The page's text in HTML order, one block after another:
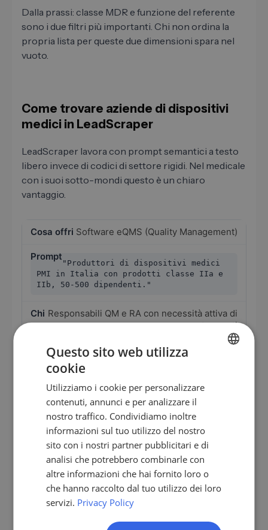
Dalla prassi: classe MDR e funzione del referente
sono i due filtri più importanti. Chi non ordina la
propria lista per queste due dimensioni spara nel
vuoto.
Come trovare aziende di dispositivi
medici in LeadScraper
LeadScraper lavora con prompt semantici a testo
libero invece di codici di settore rigidi. Nel medicale
con i suoi sotto-mondi questo è un chiaro
vantaggio.
Software eQMS (Quality Management)
"Produttori di dispositivi medici
PMI in Italia con prodotti classe IIa e
IIb, 50-500 dipendenti."
Responsabili QM e RA con necessità attiva di
strumenti
Valutazione clinica & servizi CRO
"Produttori MedTech con offerte di
lavoro attive per Valutazione Clinica o
Clinical Affairs negli ultimi 90
giorni."
Team RA con necessità di scaling
Componenti o materiali per barriera
sterile
"Terzisti e OEM di dispositivi
EN
FR
IT
NL
PL
Questo sito web utilizza
cookie
Utilizziamo i cookie per personalizzare
contenuti, annunci e per analizzare il
nostro traffico. Condividiamo inoltre
informazioni sul tuo utilizzo del nostro
sito con i nostri partner pubblicitari e di
analisi che potrebbero combinarle con
altre informazioni che hai fornito loro o
che hanno raccolto dal tuo utilizzo dei loro
servizi. Privacy Policy